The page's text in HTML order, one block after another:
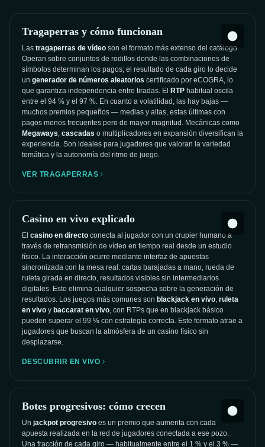
Tragaperras y cómo funcionan
Las tragaperras de vídeo son el formato más extenso del catálogo.
Operan sobre conjuntos de rodillos donde las combinaciones de
símbolos determinan los pagos; el resultado de cada giro lo decide
un generador de números aleatorios certificado por eCOGRA, lo
que garantiza independencia entre tiradas. El RTP habitual oscila
entre el 94 % y el 97 %. En cuanto a volatilidad, las hay bajas —
muchos premios pequeños — medias y altas, estas últimas con
pagos menos frecuentes pero de mayor magnitud. Mecánicas como
Megaways cascadas o multiplicadores en expansión diversifican la
experiencia. Son ideales para jugadores que valoran la variedad
temática y la autonomía del ritmo de juego.
VER TRAGAPERRAS
Casino en vivo explicado
El casino en directo conecta al jugador con un crupier humano a
través de retransmisión de vídeo en tiempo real desde un estudio
físico. La interacción ocurre mediante interfaz de apuestas
sincronizada con la mesa real: cartas barajadas a mano, rueda de
ruleta girada en directo, resultados visibles sin intermediarios
digitales. Esto elimina cualquier sospecha sobre la generación de
resultados. Los juegos más comunes son blackjack en vivo ruleta
en vivo y baccarat en vivo , con RTPs que en blackjack básico
pueden superar el 99 % con estrategia correcta. Este formato atrae a
jugadores que buscan la atmósfera de un casino físico sin
desplazarse.
DESCUBRIR EN VIVO
Botes progresivos: cómo crecen
Un jackpot progresivo es un premio que aumenta con cada
apuesta realizada en la red de jugadores conectada a ese pozo.
Una fracción de cada giro — habitualmente entre el 1 % y el 3 % —